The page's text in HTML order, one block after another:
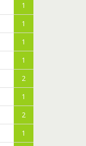
1
1
1
1
2
1
2
1